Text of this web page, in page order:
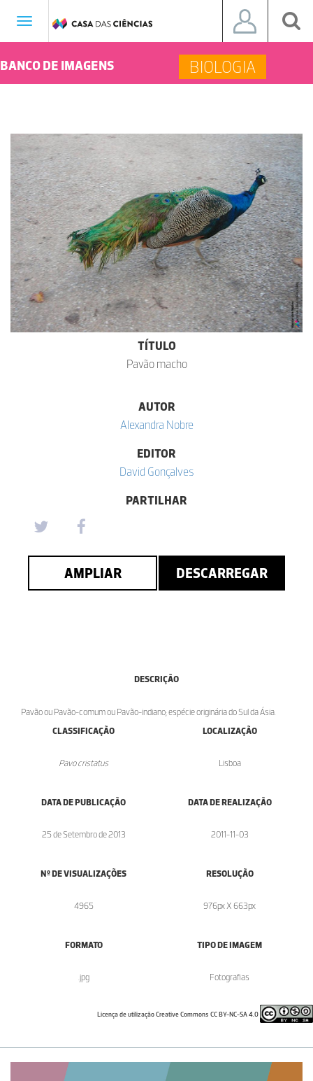
Toggle
BANCO DE IMAGENS BIOLOGIA
TÍTULO
Pavão macho
AUTOR
Alexandra Nobre
EDITOR
David Gonçalves
PARTILHAR
AMPLIAR DESCARREGAR
DESCRIÇÃO
Pavão ou Pavão-comum ou Pavão-indiano; espécie originária do Sul da Ásia.
CLASSIFICAÇÃO
Pavo cristatus
LOCALIZAÇÃO
Lisboa
DATA DE PUBLICAÇÃO
25 de Setembro de 2013
DATA DE REALIZAÇÃO
2011-11-03
Nº DE VISUALIZAÇÕES
4965
RESOLUÇÃO
976px X 663px
FORMATO
.jpg
TIPO DE IMAGEM
Fotografias
Licença de utilização Creative Commons CC BY-NC-SA 4.0